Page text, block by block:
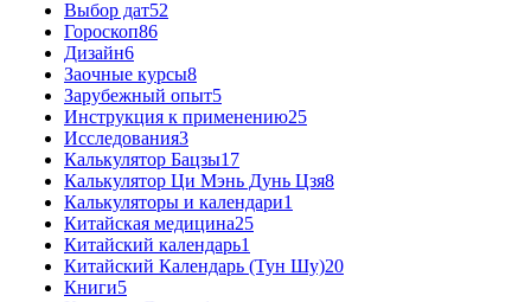
Выбор дат52
Гороскоп86
Дизайн6
Заочные курсы8
Зарубежный опыт5
Инструкция к применению25
Исследования3
Калькулятор Бацзы17
Калькулятор Ци Мэнь Дунь Цзя8
Калькуляторы и календари1
Китайская медицина25
Китайский календарь1
Китайский Календарь (Тун Шу)20
Книги5